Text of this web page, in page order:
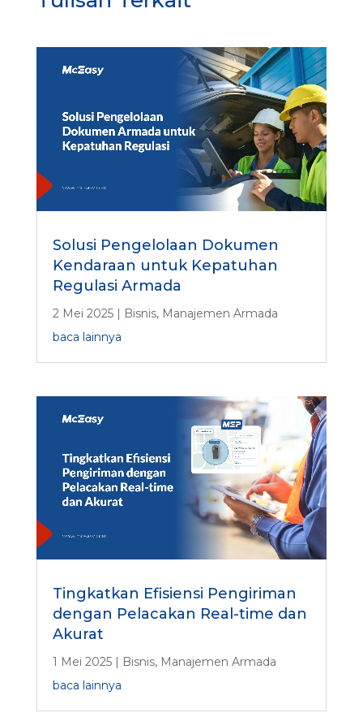
Solusi Pengelolaan Dokumen
Kendaraan untuk Kepatuhan
Regulasi Armada
2 Mei 2025| Bisnis, Manajemen Armada
baca lainnya
Tingkatkan Efisiensi Pengiriman
dengan Pelacakan Real-time dan
Akurat
1 Mei 2025| Bisnis, Manajemen Armada
baca lainnya